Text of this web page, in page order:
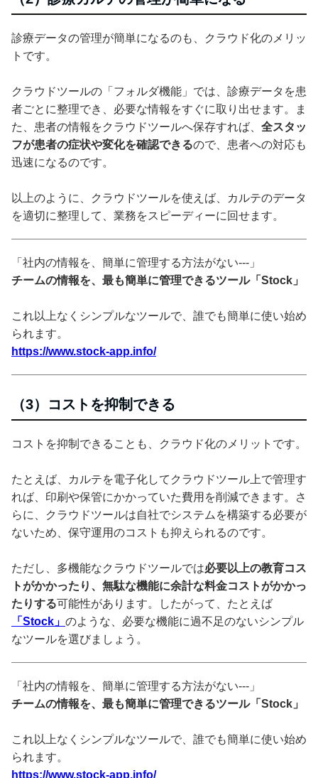
診療データの管理が簡単になるのも、クラウド化のメリッ
トです。
クラウドツールの「フォルダ機能」では、診療データを患
者ごとに整理でき、必要な情報をすぐに取り出せます。ま
た、患者の情報をクラウドツールへ保存すれば、 全スタッ
フが患者の症状や変化を確認できるので、患者への対応も
迅速になるのです。
以上のように、クラウドツールを使えば、カルテのデータ
を適切に整理して、業務をスピーディーに回せます。
「社内の情報を、簡単に管理する方法がない---」
チームの情報を、最も簡単に管理できるツール「Stock」
これ以上なくシンプルなツールで、誰でも簡単に使い始め
られます。
https://www.stock-app.info/
（3）コストを抑制できる
コストを抑制できることも、クラウド化のメリットです。
たとえば、カルテを電子化してクラウドツール上で管理す
れば、印刷や保管にかかっていた費用を削減できます。さ
らに、クラウドツールは自社でシステムを構築する必要が
ないため、保守運用のコストも抑えられるのです。
ただし、多機能なクラウドツールでは必要以上の教育コス
トがかかったり、無駄な機能に余計な料金コストがかかっ
たりする可能性があります。したがって、たとえば
「Stock」 のような、必要な機能に過不足のないシンプル
なツールを選びましょう。
「社内の情報を、簡単に管理する方法がない---」
チームの情報を、最も簡単に管理できるツール「Stock」
これ以上なくシンプルなツールで、誰でも簡単に使い始め
られます。
https://www.stock-app.info/